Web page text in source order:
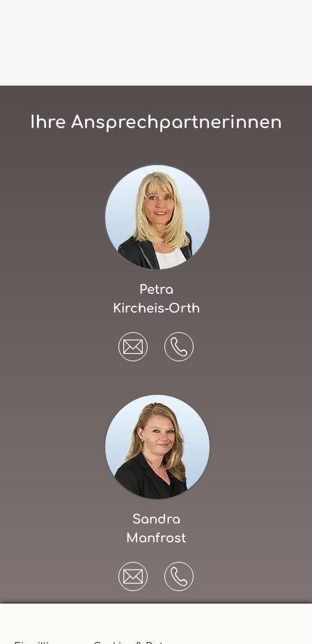
Ihre Ansprechpartnerinnen
Petra
Kircheis-Orth
Sandra
Manfrost